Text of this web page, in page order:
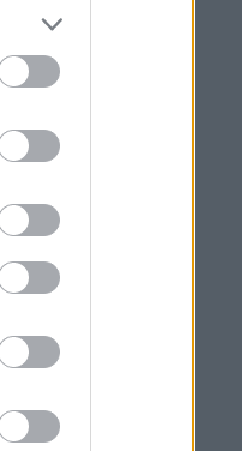
Εθνικό Πρόγραμμα
Η Apollo Global εξαγοράζει
Η Μόσχα καταδικάζει την
της Γαλλίας να απελάσει
Η Qualco αποκτά το 50,1%
Η OpenAI ζητά απόρριψη
μυστικών
δολ. το deal